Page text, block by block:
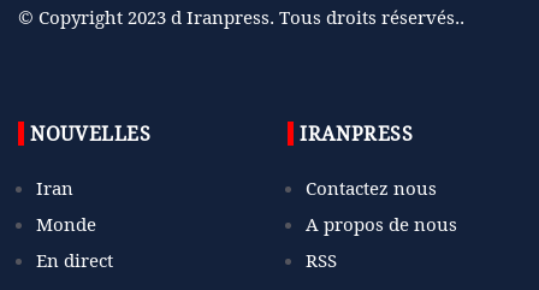
© Copyright 2023 d Iranpress. Tous droits réservés..
NOUVELLES
Iran
Monde
En direct
IRANPRESS
Contactez nous
A propos de nous
RSS